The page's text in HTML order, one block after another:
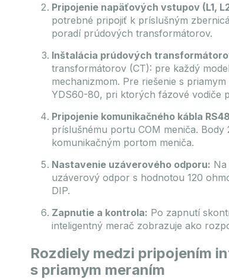
Pripojenie napäťových vstupov (L1,
potrebné pripojiť k príslušným
poradí prúdových transformátorov.
Inštalácia prúdových
transformátorov (CT): pre každý
mechanizmom. Pre riešenie s
YDS60-80, pri ktorých fázové vodiče
Pripojenie komunikačného kábla
príslušnému portu COM meniča.
komunikačným portom meniča.
Nastavenie uzáverového odporu:
uzáverový odpor s hodnotou 120
DIP.
Zapnutie a kontrola: Po zapnutí
inteligentný merač zobrazuje ako
Rozdiely medzi pripojením
s priamym meraním